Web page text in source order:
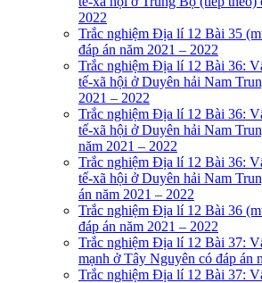
2022
Trắc nghiệm Địa lí 12 Bài 35
đáp án năm 2021 – 2022
Trắc nghiệm Địa lí 12 Bài 36:
tế-xã hội ở Duyên hải Nam
2021 – 2022
Trắc nghiệm Địa lí 12 Bài 36:
tế-xã hội ở Duyên hải Nam
năm 2021 – 2022
Trắc nghiệm Địa lí 12 Bài 36:
tế-xã hội ở Duyên hải Nam
án năm 2021 – 2022
Trắc nghiệm Địa lí 12 Bài 36
đáp án năm 2021 – 2022
Trắc nghiệm Địa lí 12 Bài 37:
mạnh ở Tây Nguyên có đáp án
Trắc nghiệm Địa lí 12 Bài 37: